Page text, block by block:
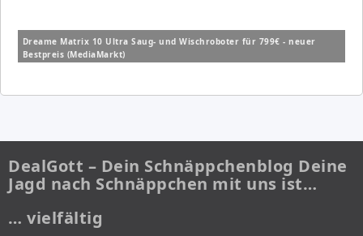
Dreame Matrix 10 Ultra Saug- und Wischroboter für 799€ - neuer
Bestpreis (MediaMarkt)
DealGott – Dein Schnäppchenblog Deine
Jagd nach Schnäppchen mit uns ist…
… vielfältig